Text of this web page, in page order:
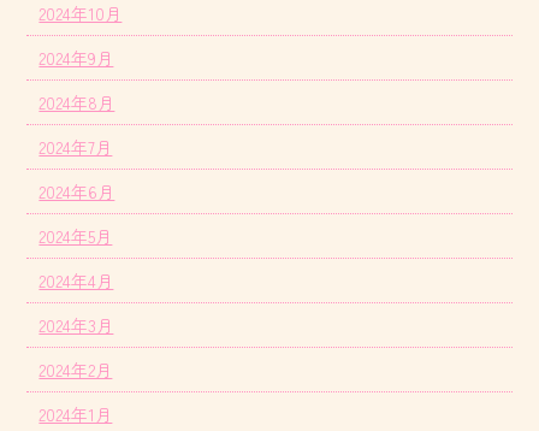
2024年10月
2024年9月
2024年8月
2024年7月
2024年6月
2024年5月
2024年4月
2024年3月
2024年2月
2024年1月